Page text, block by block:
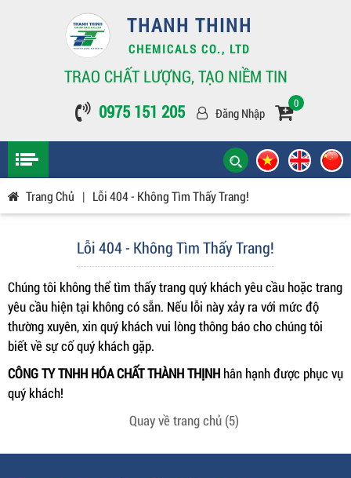
THANH THINH
CHEMICALS CO., LTD
TRAO CHẤT LƯỢNG, TẠO NIỀM TIN
0975 151 205
Đăng Nhập
0
Trang Chủ | Lỗi 404 - Không Tìm Thấy Trang!
Lỗi 404 - Không Tìm Thấy Trang!
Chúng tôi không thể tìm thấy trang quý khách yêu cầu hoặc trang
yêu cầu hiện tại không có sẵn. Nếu lỗi này xảy ra với mức độ
thường xuyên, xin quý khách vui lòng thông báo cho chúng tôi
biết về sự cố quý khách gặp.
CÔNG TY TNHH HÓA CHẤT THÀNH THỊNH hân hạnh được phục vụ
quý khách!
Quay về trang chủ (5)